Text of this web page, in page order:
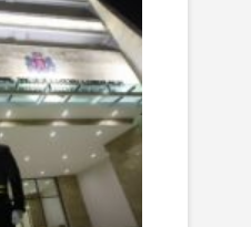
o
n